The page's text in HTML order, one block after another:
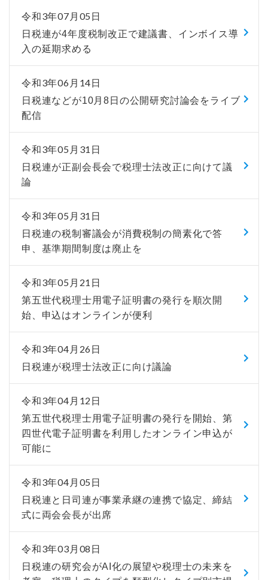
令和3年07月05日
日税連が4年度税制改正で建議書、インボイス導
入の延期求める
令和3年06月14日
日税連などが10月8日の公開研究討論会をライブ
配信
令和3年05月31日
日税連が正副会長会で税理士法改正に向けて議
論
令和3年05月31日
日税連の税制審議会が消費税制の簡素化で答
申、基準期間制度は廃止を
令和3年05月21日
第五世代税理士用電子証明書の発行を順次開
始、申込はオンラインが便利
令和3年04月26日
日税連が税理士法改正に向け議論
令和3年04月12日
第五世代税理士用電子証明書の発行を開始、第
四世代電子証明書を利用したオンライン申込が
可能に
令和3年04月05日
日税連と日司連が事業承継の連携で協定、締結
式に両会会長が出席
令和3年03月08日
日税連の研究会がAI化の展望や税理士の未来を